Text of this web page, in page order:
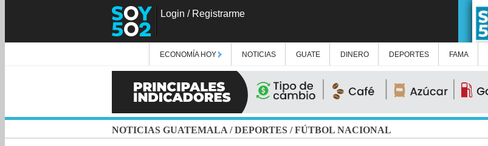
Login / Registrarme
ECONOMÍA HOY NOTICIAS GUATE DINERO DEPORTES FAMA
NOTICIAS GUATEMALA /DEPORTES /FÚTBOL NACIONAL